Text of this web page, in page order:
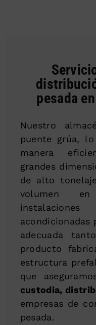
pesada
Nuestro
puente grúa,
manera
grandes
de alto
volumen en
acondicionadas
adecuada
producto
estructura
que
custodia,
empresas de
pesada.